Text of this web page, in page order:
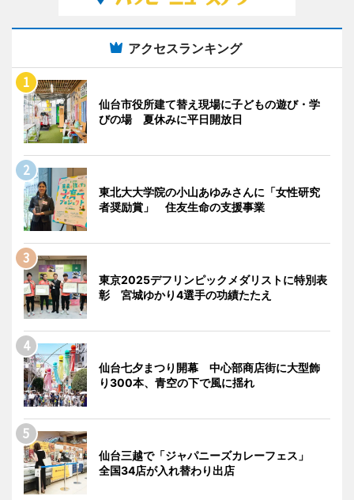
アクセスランキング
仙台市役所建て替え現場に子どもの遊び・学
びの場 夏休みに平日開放日
東北大大学院の小山あゆみさんに「女性研究
者奨励賞」 住友生命の支援事業
東京2025デフリンピックメダリストに特別表
彰 宮城ゆかり4選手の功績たたえ
仙台七夕まつり開幕 中心部商店街に大型飾
り300本、青空の下で風に揺れ
仙台三越で「ジャパニーズカレーフェス」
全国34店が入れ替わり出店